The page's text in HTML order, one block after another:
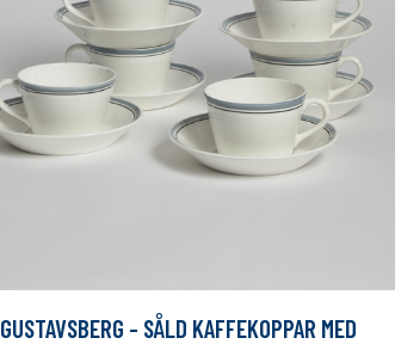
GUSTAVSBERG - SÅLD KAFFEKOPPAR MED